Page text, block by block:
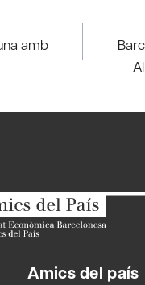
amb
Amics del país